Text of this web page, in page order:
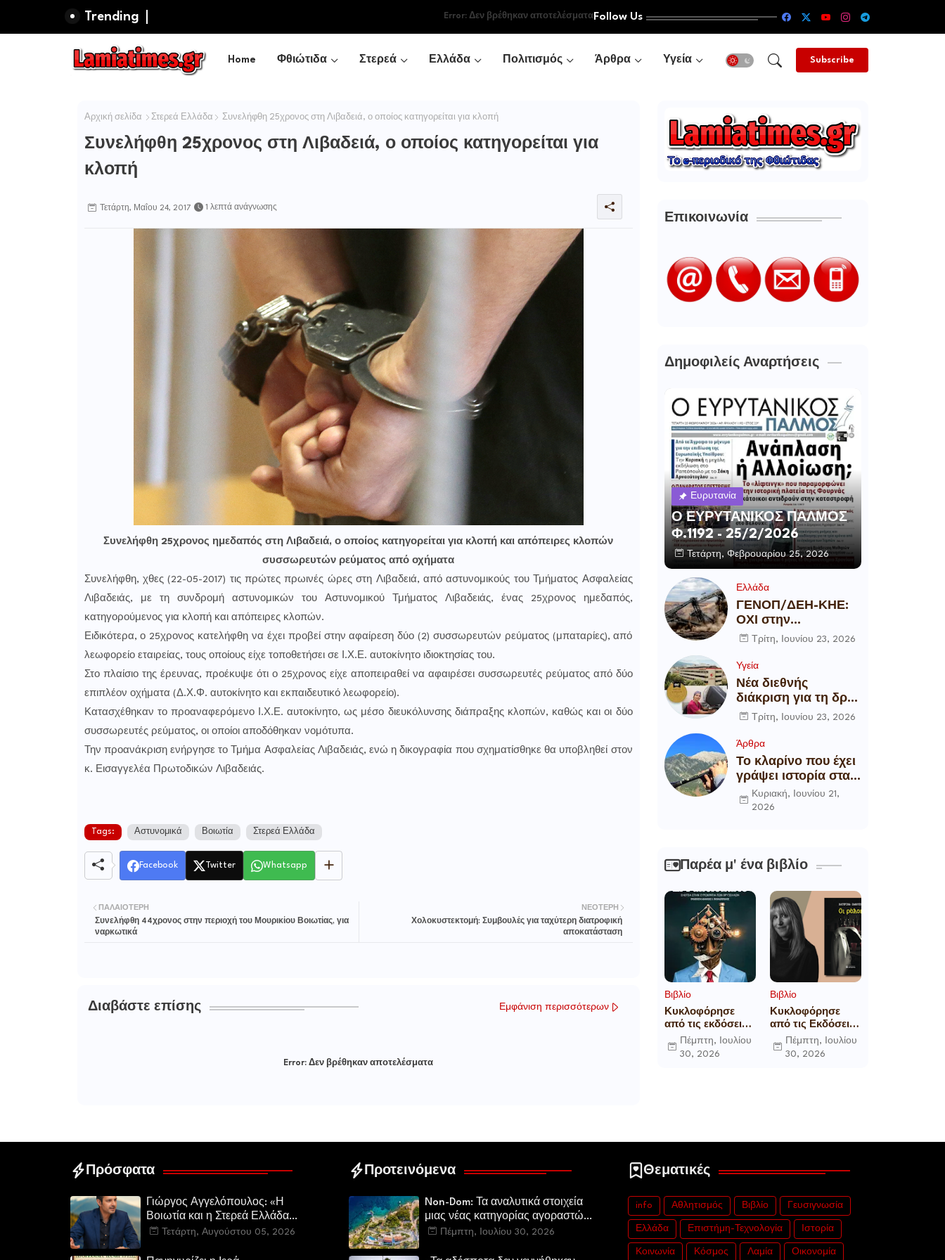
Trending Error:Δεν βρέθηκαν αποτελέσματαFollow Us
Home Φθιώτιδα Στερεά Ελλάδα Πολιτισμός Άρθρα Υγεία Subscribe
Αρχική σελίδα Στερεά Ελλάδα Συνελήφθη 25χρονος στη Λιβαδειά, ο οποίος κατηγορείται για κλοπή
Συνελήφθη 25χρονος στη Λιβαδειά, ο οποίος κατηγορείται για
κλοπή
Τετάρτη, Μαΐου 24, 2017 1 λεπτά ανάγνωσης
Συνελήφθη 25χρονος ημεδαπός στη Λιβαδειά, ο οποίος κατηγορείται για κλοπή και απόπειρες κλοπών
συσσωρευτών ρεύματος από οχήματα
Συνελήφθη, χθες (22-05-2017) τις πρώτες πρωινές ώρες στη Λιβαδειά, από αστυνομικούς του Τμήματος Ασφαλείας
Λιβαδειάς, με τη συνδρομή αστυνομικών του Αστυνομικού Τμήματος Λιβαδειάς, ένας 25χρονος ημεδαπός,
κατηγορούμενος για κλοπή και απόπειρες κλοπών.
Ειδικότερα, ο 25χρονος κατελήφθη να έχει προβεί στην αφαίρεση δύο (2) συσσωρευτών ρεύματος (μπαταρίες), από
λεωφορείο εταιρείας, τους οποίους είχε τοποθετήσει σε Ι.Χ.Ε. αυτοκίνητο ιδιοκτησίας του.
Στο πλαίσιο της έρευνας, προέκυψε ότι ο 25χρονος είχε αποπειραθεί να αφαιρέσει συσσωρευτές ρεύματος από δύο
επιπλέον οχήματα (Δ.Χ.Φ. αυτοκίνητο και εκπαιδευτικό λεωφορείο).
Κατασχέθηκαν το προαναφερόμενο Ι.Χ.Ε. αυτοκίνητο, ως μέσο διευκόλυνσης διάπραξης κλοπών, καθώς και οι δύο
συσσωρευτές ρεύματος, οι οποίοι αποδόθηκαν νομότυπα.
Την προανάκριση ενήργησε το Τμήμα Ασφαλείας Λιβαδειάς, ενώ η δικογραφία που σχηματίσθηκε θα υποβληθεί στον
κ. Εισαγγελέα Πρωτοδικών Λιβαδειάς.
Tags: Αστυνομικά Βοιωτία Στερεά Ελλάδα
Facebook Twitter Whatsapp
ΝΕΌΤΕΡΗ
Χολοκυστεκτομή: Συμβουλές για ταχύτερη διατροφική
αποκατάσταση
ΠΑΛΑΙΌΤΕΡΗ
Συνελήφθη 44χρονος στην περιοχή του Μουρικίου Βοιωτίας, για
ναρκωτικά
Διαβάστε επίσης Εμφάνιση περισσότερων
Error: Δεν βρέθηκαν αποτελέσματα
Επικοινωνία
Δημοφιλείς Αναρτήσεις
Ευρυτανία
Ο ΕΥΡΥΤΑΝΙΚΟΣ ΠΑΛΜΟΣ
Φ.1192 - 25/2/2026
Τετάρτη, Φεβρουαρίου 25, 2026
Ελλάδα
ΓΕΝΟΠ/ΔΕΗ-ΚΗΕ:
ΟΧΙ στην
αποξήλωση των
υποδομών της
χώρας
Τρίτη, Ιουνίου 23, 2026
Υγεία
Νέα διεθνής
διάκριση για τη δρ
Θάλεια
Διευθύντρια
Xειρουργό του
Metropolitan
General
Τρίτη, Ιουνίου 23, 2026
Άρθρα
Το κλαρίνο που έχει
γράψει ιστορία στα
χωριά της Ρούμελης
Κυριακή, Ιουνίου 21,
2026
Παρέα μ' ένα βιβλίο
Βιβλίο
Κυκλοφόρησε
από τις εκδόσεις
Gema το
μυθιστόρημα του
Πέμπτη, Ιουλίου
30, 2026
Βιβλίο
Κυκλοφόρησε
από τις Εκδόσεις
Επίμετρο το
αστυνομικό
Πέμπτη, Ιουλίου
30, 2026
Πρόσφατα
Γιώργος Αγγελόπουλος: «Η
Βοιωτία και η Στερεά Ελλάδα
καίγεται. Η Κυβέρνηση και η
Τετάρτη, Αυγούστου 05, 2026
Προτεινόμενα
Non-Dom: Τα αναλυτικά στοιχεία
μιας νέας κατηγορίας αγοραστών
στην ελληνική αγορά πολυτελών
Πέμπτη, Ιουλίου 30, 2026
Θεματικές
info Αθλητισμός Βιβλίο Γευσιγνωσία
Ελλάδα Επιστήμη-Τεχνολογία Ιστορία
Κοινωνία Κόσμος Λαμία Οικονομία